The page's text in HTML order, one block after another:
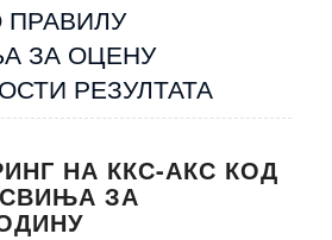
ПРАВИЛУ
ЗА ОЦЕНУ
РЕЗУЛТАТА
НА ККС-АКС КОД
ЗА